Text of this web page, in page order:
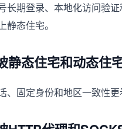
长期登录、本地化访问验
静态住宅。
静态住宅和动态住
、固定身份和地区一致性